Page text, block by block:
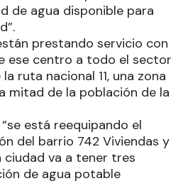
de agua disponible para
prestando servicio con
ese centro a todo el sector
ruta nacional 11, una zona
mitad de la población de la
está reequipando el
del barrio 742 Viviendas y
ciudad va a tener tres
de agua potable